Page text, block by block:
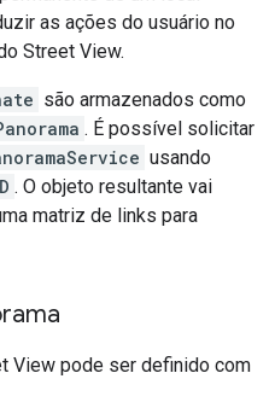
as ações do usuário no
Street View.
são armazenados como
. É possível solicitar
usando
. O objeto resultante vai
matriz de links para
View pode ser definido com